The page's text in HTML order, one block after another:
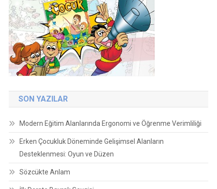
SON YAZILAR
Modern Eğitim Alanlarında Ergonomi ve Öğrenme Verimliliği
Erken Çocukluk Döneminde Gelişimsel Alanların
Desteklenmesi: Oyun ve Düzen
Sözcükte Anlam